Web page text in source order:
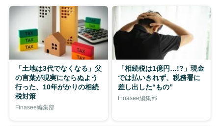
「土地は3代でなくなる」父
の言葉が現実にならぬよう
行った、10年がかりの相続
税対策
Finasee編集部
「相続税は1億円…!?」現金
では払いきれず、税務署に
差し出した“もの”
Finasee編集部